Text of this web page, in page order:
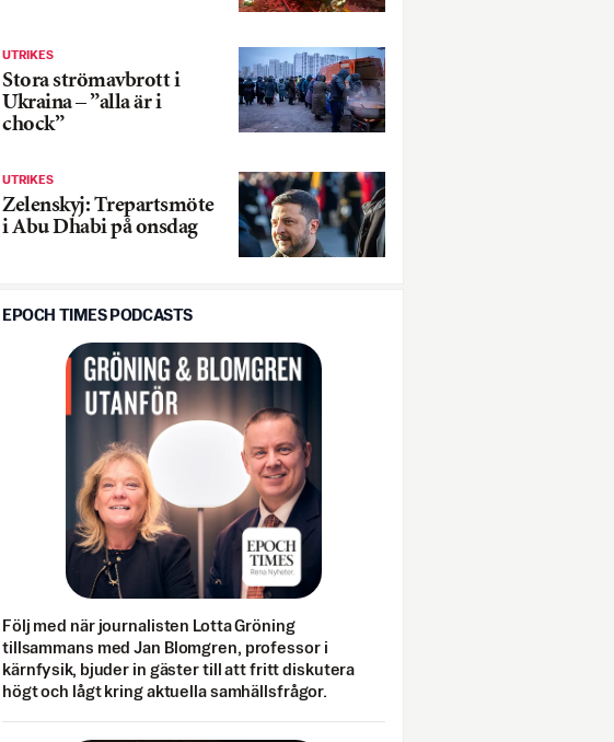
UTRIKES
Stora strömavbrott i
Ukraina – ”alla är i
chock”
UTRIKES
Zelenskyj: Trepartsmöte
i Abu Dhabi på onsdag
EPOCH TIMES PODCASTS
Följ med när journalisten Lotta Gröning
tillsammans med Jan Blomgren, professor i
kärnfysik, bjuder in gäster till att fritt diskutera
högt och lågt kring aktuella samhällsfrågor.